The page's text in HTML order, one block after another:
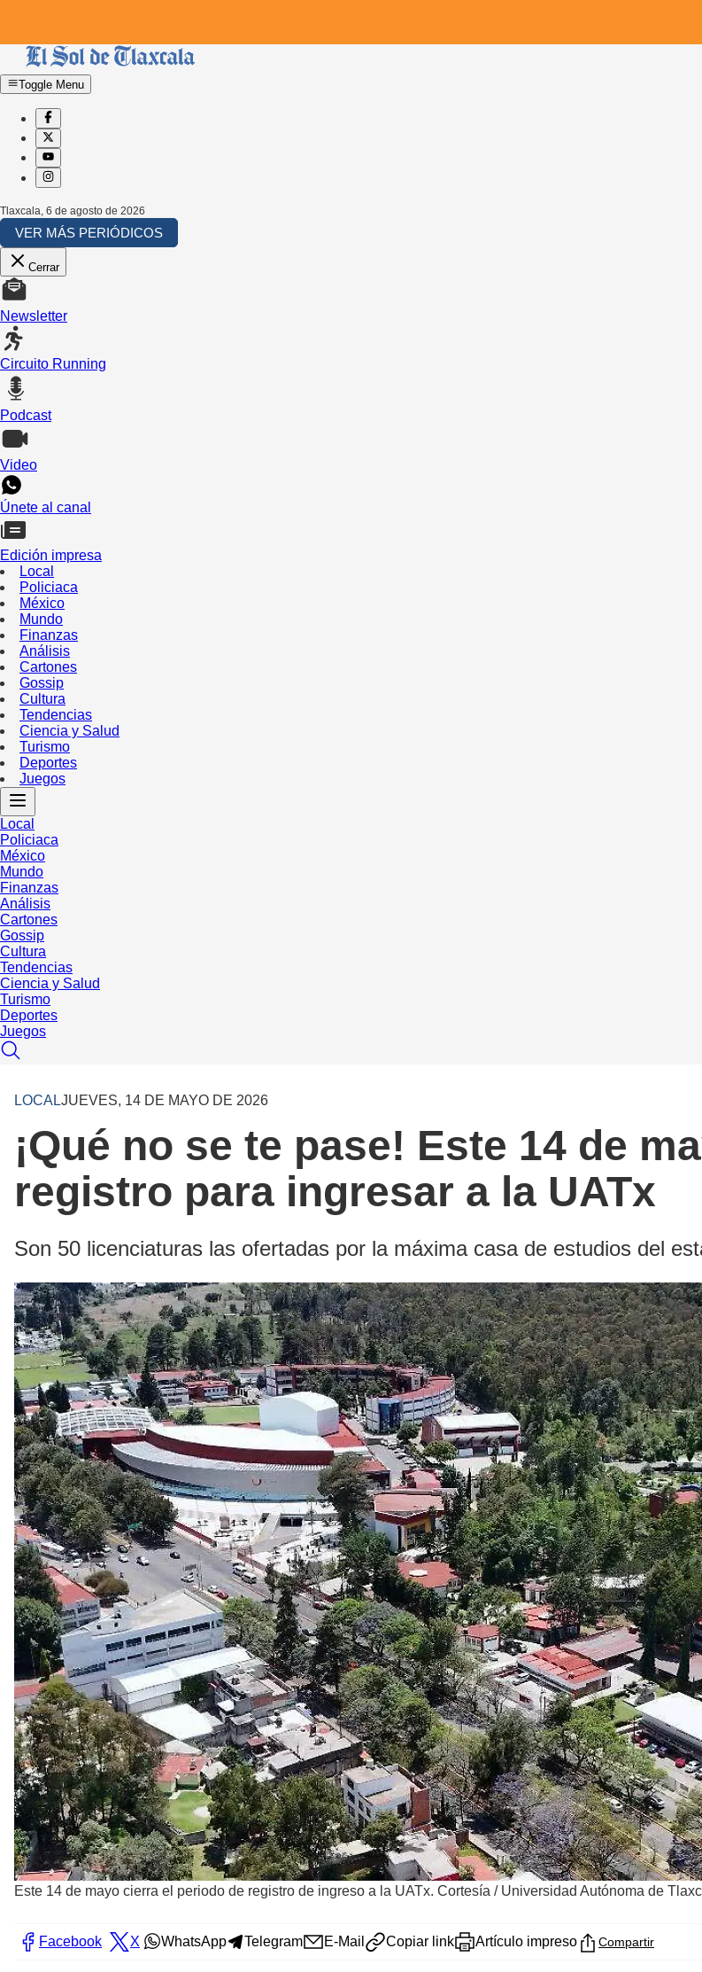
Toggle Menu
Tlaxcala 6 de agosto de 2026
VER MÁS PERIÓDICOS
Cerrar
Newsletter
Circuito Running
Podcast
Video
Únete al canal
Edición impresa
Local
Policiaca
México
Mundo
Finanzas
Análisis
Cartones
Gossip
Cultura
Tendencias
Ciencia y Salud
Turismo
Deportes
Juegos
Local
Policiaca
México
Mundo
Finanzas
Análisis
Cartones
Gossip
Cultura
Tendencias
Ciencia y Salud
Turismo
Deportes
Juegos
LOCALJUEVES, 14 DE MAYO DE 2026
¡Qué no se te pase! Este 14 de
registro para ingresar a la UATx
Son 50 licenciaturas las ofertadas por la máxima casa de estudios del
Este 14 de mayo cierra el periodo de registro de ingreso a la UATx. Cortesía / Universidad Autónoma de
Facebook X WhatsApp Telegram E-Mail Copiar link Artículo impreso Compartir